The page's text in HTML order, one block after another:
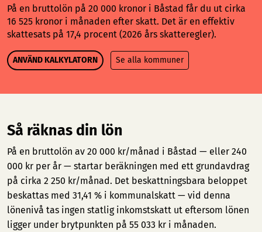
På en bruttolön på 20 000 kronor i Båstad får du ut cirka
16 525 kronor i månaden efter skatt. Det är en effektiv
skattesats på 17,4 procent (2026 års skatteregler).
ANVÄND KALKYLATORN Se alla kommuner
Så räknas din lön
På en bruttolön av 20 000 kr/månad i Båstad — eller 240
000 kr per år — startar beräkningen med ett grundavdrag
på cirka 2 250 kr/månad. Det beskattningsbara beloppet
beskattas med 31,41 % i kommunalskatt — vid denna
lönenivå tas ingen statlig inkomstskatt ut eftersom lönen
ligger under brytpunkten på 55 033 kr i månaden.